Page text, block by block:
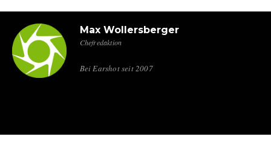
Max Wollersberger
Chefredaktion
Bei Earshot seit 2007